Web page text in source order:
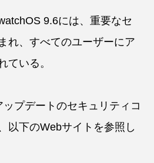
9.6には、重要なセ
れ、すべてのユーザーにア
ている。
プデートのセキュリティコ
以下のWebサイトを参照し